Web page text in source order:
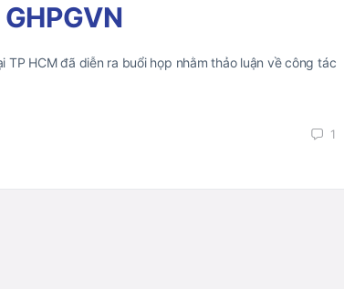
HCM đã diễn ra buổi họp nhằm thảo luận về công tác
1